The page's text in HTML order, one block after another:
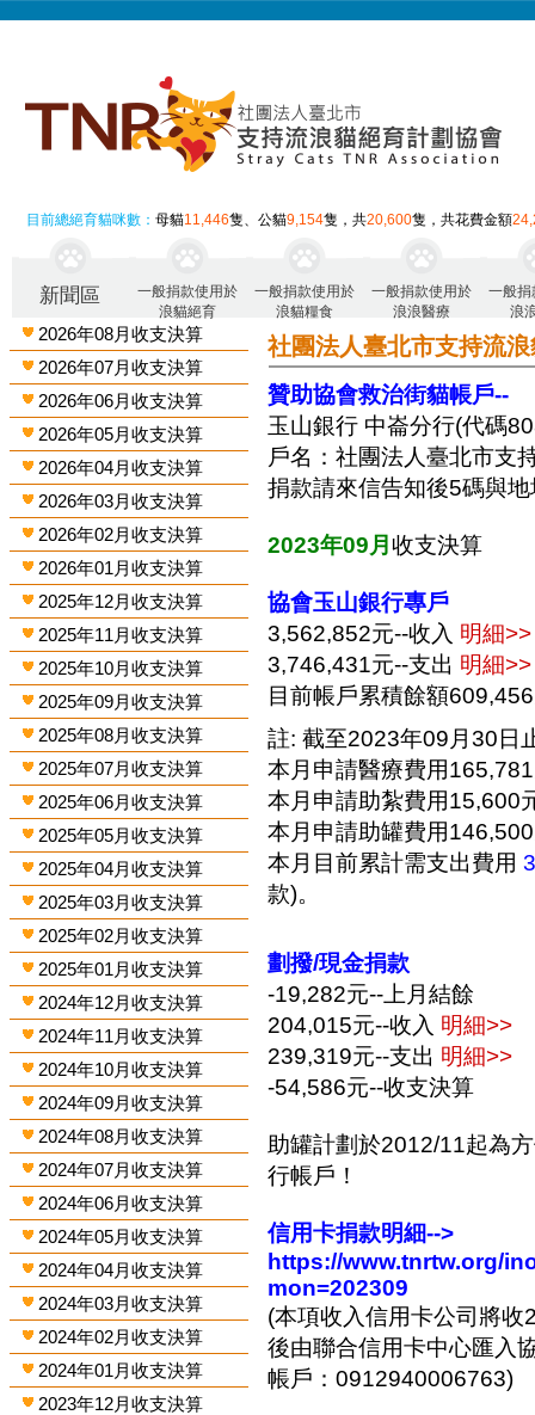
目前總絕育貓咪數：母貓11,446隻、公貓9,154隻，共20,600隻，共花費金額
新聞區
一般捐款使用於
浪貓絕育
一般捐款使用於
浪貓糧食
一般捐款使用於
浪浪醫療
一般捐
浪
2026年08月收支決算
2026年07月收支決算
2026年06月收支決算
2026年05月收支決算
2026年04月收支決算
2026年03月收支決算
2026年02月收支決算
2026年01月收支決算
2025年12月收支決算
2025年11月收支決算
2025年10月收支決算
2025年09月收支決算
2025年08月收支決算
2025年07月收支決算
2025年06月收支決算
2025年05月收支決算
2025年04月收支決算
2025年03月收支決算
2025年02月收支決算
2025年01月收支決算
2024年12月收支決算
2024年11月收支決算
2024年10月收支決算
2024年09月收支決算
2024年08月收支決算
2024年07月收支決算
2024年06月收支決算
2024年05月收支決算
2024年04月收支決算
2024年03月收支決算
2024年02月收支決算
2024年01月收支決算
2023年12月收支決算
社團法人臺北市支持流
贊助協會救治街貓帳戶--
玉山銀行 中崙分行(代碼
戶名：社團法人臺北市支
捐款請來信告知後5碼與
2023年09月收支決算
協會玉山銀行專戶
3,562,852元--收入 明細>>
3,746,431元--支出 明細>>
目前帳戶累積餘額
註: 截至2023年09月30日
本月申請醫療費用
本月申請助紮費用15,600
本月申請助罐費用
本月目前累計需支出費用
款)。
劃撥/現金捐款
-19,282元--上月結餘
204,015元--收入 明細>>
239,319元--支出 明細>>
-54,586元--收支決算
助罐計劃於2012/11起為
行帳戶！
信用卡捐款明細-->
https://www.tnrtw.org/
mon=202309
(本項收入信用卡公司將
後由聯合信用卡中心匯入
帳戶：0912940006763)